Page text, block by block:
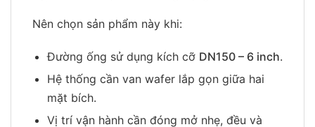
Nên chọn sản phẩm này khi:
Đường ống sử dụng kích cỡ DN150 – 6 inch.
Hệ thống cần van wafer lắp gọn giữa hai
mặt bích.
Vị trí vận hành cần đóng mở nhẹ, đều và